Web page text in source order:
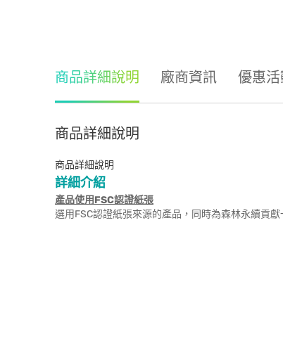
商品詳細說明 廠商資訊 優惠活
商品詳細說明
商品詳細說明
詳細介紹
產品使用FSC認證紙張
選用FSC認證紙張來源的產品，同時為森林永續貢獻